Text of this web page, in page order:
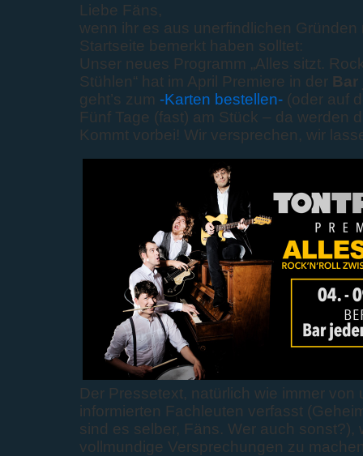
Liebe Fäns,
wenn ihr es aus unerfindlichen Gründen
Startseite bemerkt haben solltet:
Unser neues Programm „Alles sitzt.
Stühlen“ hat im April Premiere in der Bar
geht’s zum -Karten bestellen-(oder auf
Fünf Tage (fast) am Stück – da werden
Kommt vorbei! Wir versprechen, wir
Der Pressetext, natürlich wie immer von
informierten Fachleuten verfasst
sind es selber, Fäns. Wer auch sonst?),
vollmundige Versprechungen zu